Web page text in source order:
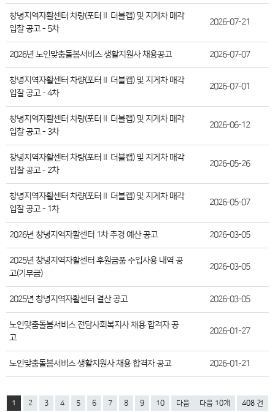
창녕지역자활센터 차량(포터Ⅱ 더블캡) 및 지게차 매각
입찰 공고 - 5차
2026-07-21
2026년 노인맞춤돌봄서비스 생활지원사 채용공고 2026-07-07
창녕지역자활센터 차량(포터Ⅱ 더블캡) 및 지게차 매각
입찰 공고 - 4차
2026-07-01
창녕지역자활센터 차량(포터Ⅱ 더블캡) 및 지게차 매각
입찰 공고 - 3차
2026-06-12
창녕지역자활센터 차량(포터Ⅱ 더블캡) 및 지게차 매각
입찰 공고 - 2차
2026-05-26
창녕지역자활센터 차량(포터Ⅱ 더블캡) 및 지게차 매각
입찰 공고 - 1차
2026-05-07
2026년 창녕지역자활센터 1차 추경 예산 공고 2026-03-05
2025년 창녕지역자활센터 후원금품 수입사용 내역 공
고(기부금)
2026-03-05
2025년 창녕지역자활센터 결산 공고 2026-03-05
노인맞춤돌봄서비스 전담사회복지사 채용 합격자 공
고
2026-01-27
노인맞춤돌봄서비스 생활지원사 채용 합격자 공고 2026-01-21
1 2 3 4 5 6 7 8 9 10 다음 다음 10개 408 건